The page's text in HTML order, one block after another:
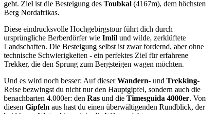
geht. Ziel ist die Besteigung des Toubkal (4167m), dem höchsten
Berg Nordafrikas.
Diese eindrucksvolle Hochgebirgstour führt dich durch
ursprüngliche Berberdörfer wie Imlil und wilde, zerklüftete
Landschaften. Die Besteigung selbst ist zwar fordernd, aber ohne
technische Schwierigkeiten - ein perfektes Ziel für erfahrene
Trekker, die den Sprung zum Bergsteigen wagen möchten.
Und es wird noch besser: Auf dieserWandern- und Trekking-
Reise bezwingst du nicht nur den Hauptgipfel, sondern auch die
benachbarten 4.000er: den Ras und die Timesguida 4000er. Von
diesen Gipfeln aus hast du einen überwältigenden Rundblick, der